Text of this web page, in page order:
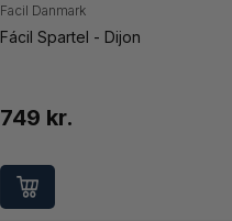
Facil Danmark
Fácil Spartel - Dijon
749 kr.